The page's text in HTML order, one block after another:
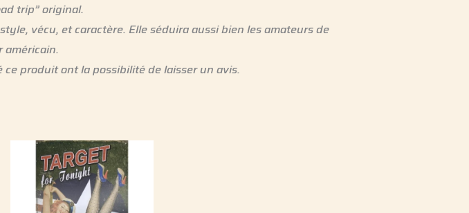
trip” original.
vécu, et caractère. Elle séduira aussi bien les amateurs de
américain.
produit ont la possibilité de laisser un avis.